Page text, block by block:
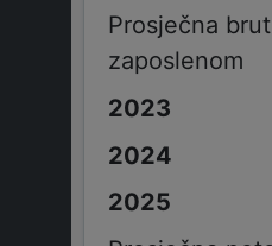
Prosječna
zaposlenom